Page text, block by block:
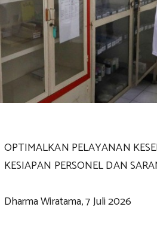
OPTIMALKAN PELAYANAN
KESIAPAN PERSONEL DAN
Dharma Wiratama, 7 Juli 2026